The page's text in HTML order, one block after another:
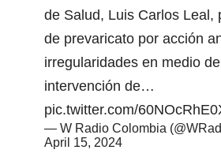
de Salud, Luis Carlos Leal,
de prevaricato por acción
irregularidades en medio
intervención de…
pic.twitter.com/
— W Radio Colombia
April 15, 2024